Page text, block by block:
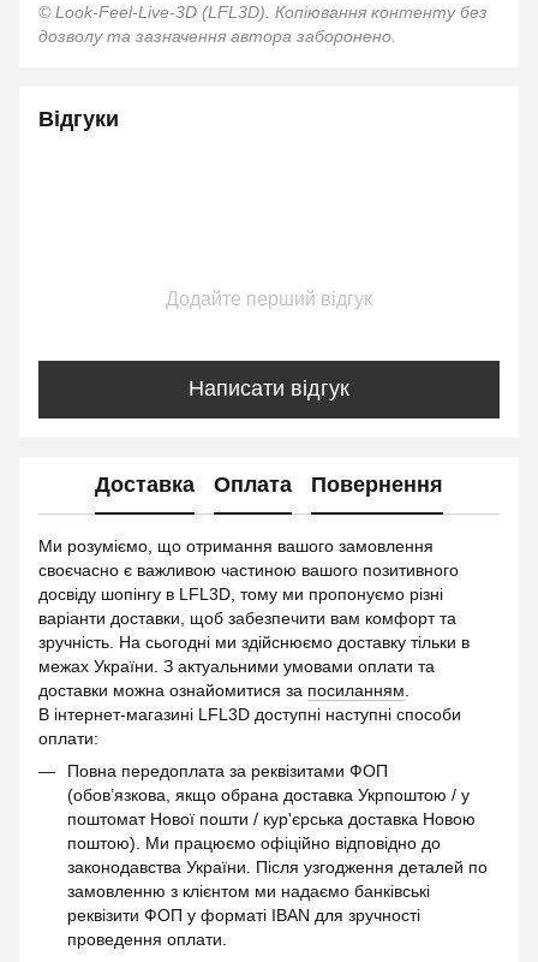
© Look-Feel-Live-3D (LFL3D). Копіювання контенту без
дозволу та зазначення автора заборонено.
Відгуки
Додайте перший відгук
Написати відгук
Доставка Оплата Повернення
Ми розуміємо, що отримання вашого замовлення
своєчасно є важливою частиною вашого позитивного
досвіду шопінгу в LFL3D, тому ми пропонуємо різні
варіанти доставки, щоб забезпечити вам комфорт та
зручність. На сьогодні ми здійснюємо доставку тільки в
межах України. З актуальними умовами оплати та
доставки можна ознайомитися за посиланням
В інтернет-магазині LFL3D доступні наступні способи
оплати:
Повна передоплата за реквізитами ФОП
(обов’язкова, якщо обрана доставка Укрпоштою / у
поштомат Нової пошти / кур'єрська доставка Новою
поштою). Ми працюємо офіційно відповідно до
законодавства України. Після узгодження деталей по
замовленню з клієнтом ми надаємо банківські
реквізити ФОП у форматі IBAN для зручності
проведення оплати.